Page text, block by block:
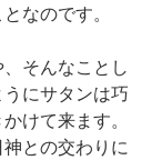
なのです。
、そんなことし
にサタンは巧
けて来ます。
との交わりに